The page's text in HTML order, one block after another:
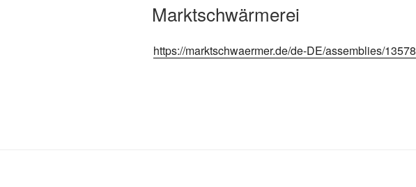
Marktschwärmerei
https://marktschwaermer.de/de-DE/assemblies/13578